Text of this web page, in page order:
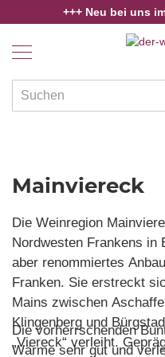
+++ Neu bei uns im
Regionen
Alkoholfreies
Angebote
Mainviereck
Die Weinregion
Nordwesten Frankens in
aber renommiertes
Franken. Sie erstreckt
Mains zwischen
Klingenberg und
„Viereck“ verleiht.
Die vorherrschenden
Wärme sehr gut und